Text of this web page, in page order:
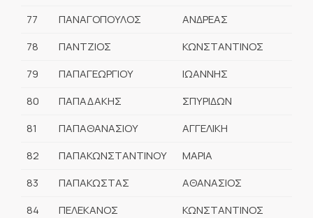
77
ΠΑΝΑΓΟΠΟΥΛΟΣ
ΑΝΔΡΕΑΣ
78
ΠΑΝΤΖΙΟΣ
ΚΩΝΣΤΑΝΤΙΝΟΣ
79
ΠΑΠΑΓΕΩΡΓΙΟΥ
ΙΩΑΝΝΗΣ
80
ΠΑΠΑΔΑΚΗΣ
ΣΠΥΡΙΔΩΝ
81
ΠΑΠΑΘΑΝΑΣΙΟΥ
ΑΓΓΕΛΙΚΗ
82
ΠΑΠΑΚΩΝΣΤΑΝΤΙΝΟΥ
ΜΑΡΙΑ
83
ΠΑΠΑΚΩΣΤΑΣ
ΑΘΑΝΑΣΙΟΣ
84
ΠΕΛΕΚΑΝΟΣ
ΚΩΝΣΤΑΝΤΙΝΟΣ